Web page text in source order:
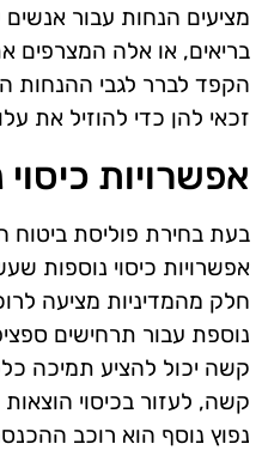
מציעים הנחות עבור
בריאים, או אלה המצרפים
הקפד לברר לגבי ההנחות
זכאי להן כדי להוזיל את
אפשרויות
בעת בחירת פוליסת ביטוח
אפשרויות כיסוי נוספות
חלק מהמדיניות מציעה
נוספת עבור תרחישים
קשה יכול להציע תמיכה
קשה, לעזור בכיסוי
נפוץ נוסף הוא רוכב